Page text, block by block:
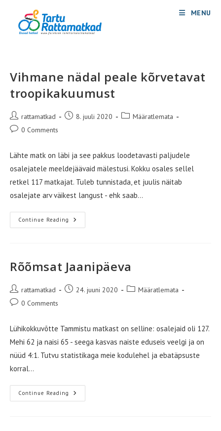
content
MENU
Vihmane nädal peale kõrvetavat
troopikakuumust
Post
author:
rattamatkad
Post8. juuli 2020
PostMääratlemata
Post0 Comments
Lähte matk on läbi ja see pakkus loodetavasti paljudele
osalejatele meeldejäävaid mälestusi. Kokku osales sellel
retkel 117 matkajat. Tuleb tunnistada, et juulis näitab
osalejate arv väikest langust - ehk saab…
Continue Reading Vihmane
Nädal
Rõõmsat Jaanipäeva
Post
author:
rattamatkad
Post 24. juuni 2020
PostMääratlemata
Post0 Comments
Lühikokkuvõtte Tammistu matkast on selline: osalejaid oli 127.
Mehi 62 ja naisi 65 - seega kasvas naiste eduseis veelgi ja on
nüüd 4:1. Tutvu statistikaga meie kodulehel ja ebatäpsuste
korral…
Continue Reading Rõõmsat
Jaanipäeva